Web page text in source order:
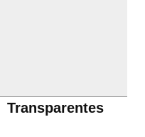
Transparentes